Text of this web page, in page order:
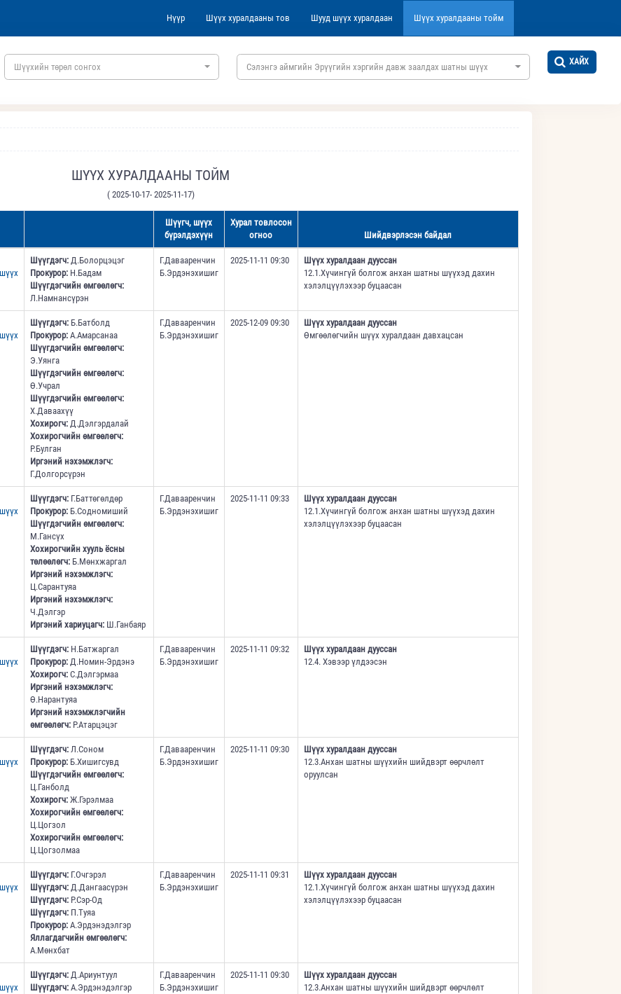
Нүүр Шүүх хуралдааны тов Шууд шүүх хуралдаан Шүүх хуралдааны тойм
Шүүхийн төрөл сонгох Сэлэнгэ аймгийн Эрүүгийн хэргийн давж заалдах шатны шүүх
ХАЙХ
ШҮҮХ ХУРАЛДААНЫ ТОЙМ
( 2025-10-17- 2025-11-17)
Шүүгч, шүүх
бүрэлдэхүүн
Хурал товлосон
огноо
Шийдвэрлэсэн байдал
Шүүгдэгч:Д.Болорцэцэг
Прокурор:Н.Бадам
Шүүгдэгчийн өмгөөлөгч:
Л.Намнансүрэн
Г.Давааренчин
Б.Эрдэнэхишиг
2025-11-11 09:30
Шүүх хуралдаан дууссан
12.1.Хүчингүй болгож анхан шатны шүүхэд дахин
хэлэлцүүлэхээр буцаасан
Шүүгдэгч:Б.Батболд
Прокурор:А.Амарсанаа
Шүүгдэгчийн өмгөөлөгч:
Э.Уянга
Шүүгдэгчийн өмгөөлөгч:
Ө.Учрал
Шүүгдэгчийн өмгөөлөгч:
Х.Даваахүү
Хохирогч:Д.Дэлгэрдалай
Хохирогчийн өмгөөлөгч:
Р.Булган
Иргэний нэхэмжлэгч:
Г.Долгорсүрэн
Г.Давааренчин
Б.Эрдэнэхишиг
2025-12-09 09:30
Шүүх хуралдаан дууссан
Өмгөөлөгчийн шүүх хуралдаан давхацсан
Шүүгдэгч:Г.Баттөгөлдөр
Прокурор:Б.Содномиший
Шүүгдэгчийн өмгөөлөгч:
М.Гансүх
Хохирогчийн хууль ёсны
төлөөлөгч:Б.Мөнхжаргал
Иргэний нэхэмжлэгч:
Ц.Сарантуяа
Иргэний нэхэмжлэгч:
Ч.Дэлгэр
Иргэний хариуцагч:Ш.Ганбаяр
Г.Давааренчин
Б.Эрдэнэхишиг
2025-11-11 09:33
Шүүх хуралдаан дууссан
12.1.Хүчингүй болгож анхан шатны шүүхэд дахин
хэлэлцүүлэхээр буцаасан
Шүүгдэгч:Н.Батжаргал
Прокурор:Д.Номин-Эрдэнэ
Хохирогч:С.Дэлгэрмаа
Иргэний нэхэмжлэгч:
Ө.Нарантуяа
Иргэний нэхэмжлэгчийн
өмгөөлөгч:Р.Атарцэцэг
Г.Давааренчин
Б.Эрдэнэхишиг
2025-11-11 09:32
Шүүх хуралдаан дууссан
12.4. Хэвээр үлдээсэн
Шүүгдэгч:Л.Соном
Прокурор:Б.Хишигсувд
Шүүгдэгчийн өмгөөлөгч:
Ц.Ганболд
Хохирогч:Ж.Гэрэлмаа
Хохирогчийн өмгөөлөгч:
Ц.Цогзол
Хохирогчийн өмгөөлөгч:
Ц.Цогзолмаа
Г.Давааренчин
Б.Эрдэнэхишиг
2025-11-11 09:30
Шүүх хуралдаан дууссан
12.3.Анхан шатны шүүхийн шийдвэрт өөрчлөлт
оруулсан
Шүүгдэгч:Г.Очгэрэл
Шүүгдэгч:Д.Дангаасүрэн
Шүүгдэгч:Р.Сэр-Од
Шүүгдэгч:П.Туяа
Прокурор:А.Эрдэнэдэлгэр
Яллагдагчийн өмгөөлөгч:
А.Мөнхбат
Г.Давааренчин
Б.Эрдэнэхишиг
2025-11-11 09:31
Шүүх хуралдаан дууссан
12.1.Хүчингүй болгож анхан шатны шүүхэд дахин
хэлэлцүүлэхээр буцаасан
Шүүгдэгч:Д.Ариунтуул
Шүүгдэгч:А.Эрдэнэдэлгэр
Г.Давааренчин
Б.Эрдэнэхишиг
2025-11-11 09:30
Шүүх хуралдаан дууссан
12.3.Анхан шатны шүүхийн шийдвэрт өөрчлөлт